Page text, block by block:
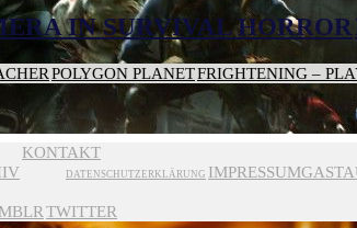
IN SURVIVAL HORROR
POLYGON PLANETFRIGHTENING –
KONTAKT
DATENSCHUTZERKLÄRUNG IMPRESSUM
TWITTER